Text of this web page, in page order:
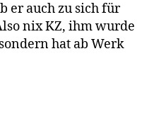
er auch zu sich für
nix KZ, ihm wurde
hat ab Werk